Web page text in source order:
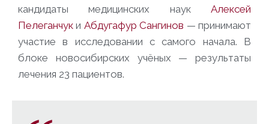
кандидаты медицинских наук Алексей
Пелеганчук и Абдугафур Сангинов — принимают
участие в исследовании с самого начала. В
блоке новосибирских учёных — результаты
лечения 23 пациентов.